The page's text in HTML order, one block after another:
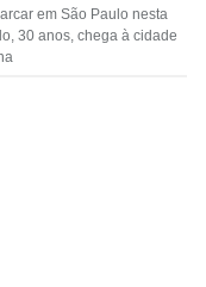
em São Paulo nesta
30 anos, chega à cidade